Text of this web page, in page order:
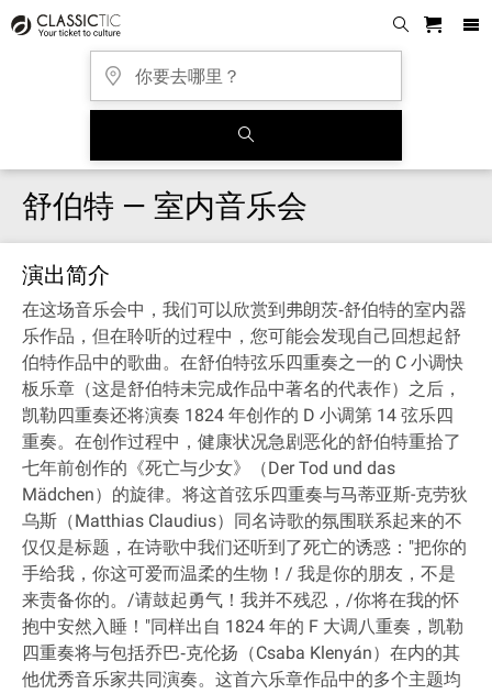
舒伯特 — 室内音乐会
演出简介
在这场音乐会中，我们可以欣赏到弗朗茨‐舒伯特的室内器
乐作品，但在聆听的过程中，您可能会发现自己回想起舒
伯特作品中的歌曲。在舒伯特弦乐四重奏之一的 C 小调快
板乐章（这是舒伯特未完成作品中著名的代表作）之后，
凯勒四重奏还将演奏 1824 年创作的 D 小调第 14 弦乐四
重奏。在创作过程中，健康状况急剧恶化的舒伯特重拾了
七年前创作的《死亡与少女》（Der Tod und das
Mädchen）的旋律。将这首弦乐四重奏与马蒂亚斯-克劳狄
乌斯（Matthias Claudius）同名诗歌的氛围联系起来的不
仅仅是标题，在诗歌中我们还听到了死亡的诱惑："把你的
手给我，你这可爱而温柔的生物！/ 我是你的朋友，不是
来责备你的。/请鼓起勇气！我并不残忍，/你将在我的怀
抱中安然入睡！"同样出自 1824 年的 F 大调八重奏，凯勒
四重奏将与包括乔巴‐克伦扬（Csaba Klenyán）在内的其
他优秀音乐家共同演奏。这首六乐章作品中的多个主题均